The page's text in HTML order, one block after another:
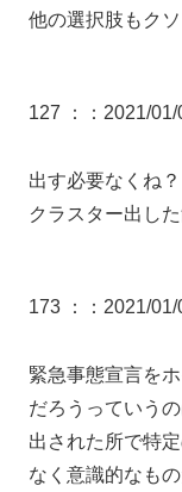
他の選択肢もク
127 ： ：2021/
出す必要なくね？
クラスター出し
173 ： ：2021/
緊急事態宣言を
だろうっていう
出された所で特
なく意識的なも